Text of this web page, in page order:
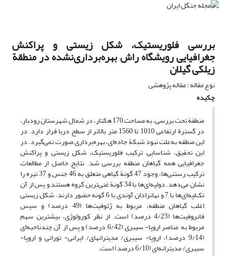
بررسی فلوریستیک، شکل زیستی و پراکنش
جغرافیایی رویشگاه راش بهره‌برداری‌نشده در منطقة
زیلکی گیلان
نوع مقاله : مقاله پژوهشی
چکیده
منطقة تحت بررسی، به مساحت 170 هکتار، در شمال شهرستان رودبار،
در گسترة ارتفاعی 1010 تا 1560 متر بالاتر از سطح دریا قرار دارد. در
این منطقه به‌علت نبود شبکة جاده‌ای، بهره‌برداری صورت نمی‌گیرد. در
این تحقیق، شناسایی ترکیب فلوریستیک، شکل زیستی و پراکنش
جغرافیایی همه گیاهان منطقه بررسی شد. نتایج حاصل از مطالعات
ترکیب رستنی‌ها، وجود 47 گونة گیاهی متعلق به 46 جنس و 37 تیره را
نشان می‌دهد. دولپه‌ای‌ها با 34 گونة غنی‌ترین گروه هستند و پس از آن
تک‌لپه‌ای‌ها با 7 و نهانزادان آوندی با 6 گونه حضور دارند. شکل زیستی
اغلب گیاهان منطقه، مربوط به ژئوفیت‌ها (49 درصد) و سپس
فانروفیت‌ها (4/23 درصد) است. از نظر کورولوژی، بیشترین سهم
مربوط به عناصر اروپا- سیبری (6/42 درصد) و پس از آن چندناحیه‌ای
(9/14 درصد)، اروپا- سیبری/ مدیترانه‏ای/ ایرانی- تورانی و اروپا-
سیبری/ مدیترانه‌ای (6/10 درصد) است.